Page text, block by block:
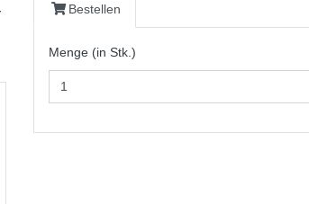
Bestellen
Menge (in Stk.)